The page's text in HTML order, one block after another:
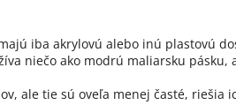
iba akrylovú alebo inú plastovú
niečo ako modrú maliarsku
ale tie sú oveľa menej časté,